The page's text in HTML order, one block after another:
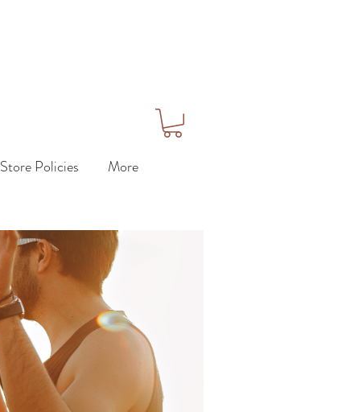
Store Policies More